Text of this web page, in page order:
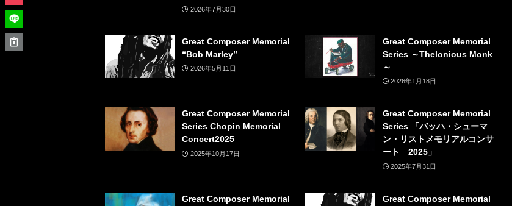
2026年7月30日
Great Composer Memorial
“Bob Marley”
2026年5月11日
Great Composer Memorial
Series ～Thelonious Monk
～
2026年1月18日
Great Composer Memorial
Series Chopin Memorial
Concert2025
2025年10月17日
Great Composer Memorial
Series 「バッハ・シューマ
ン・リストメモリアルコンサ
ート 2025」
2025年7月31日
Great Composer Memorial
Great Composer Memorial